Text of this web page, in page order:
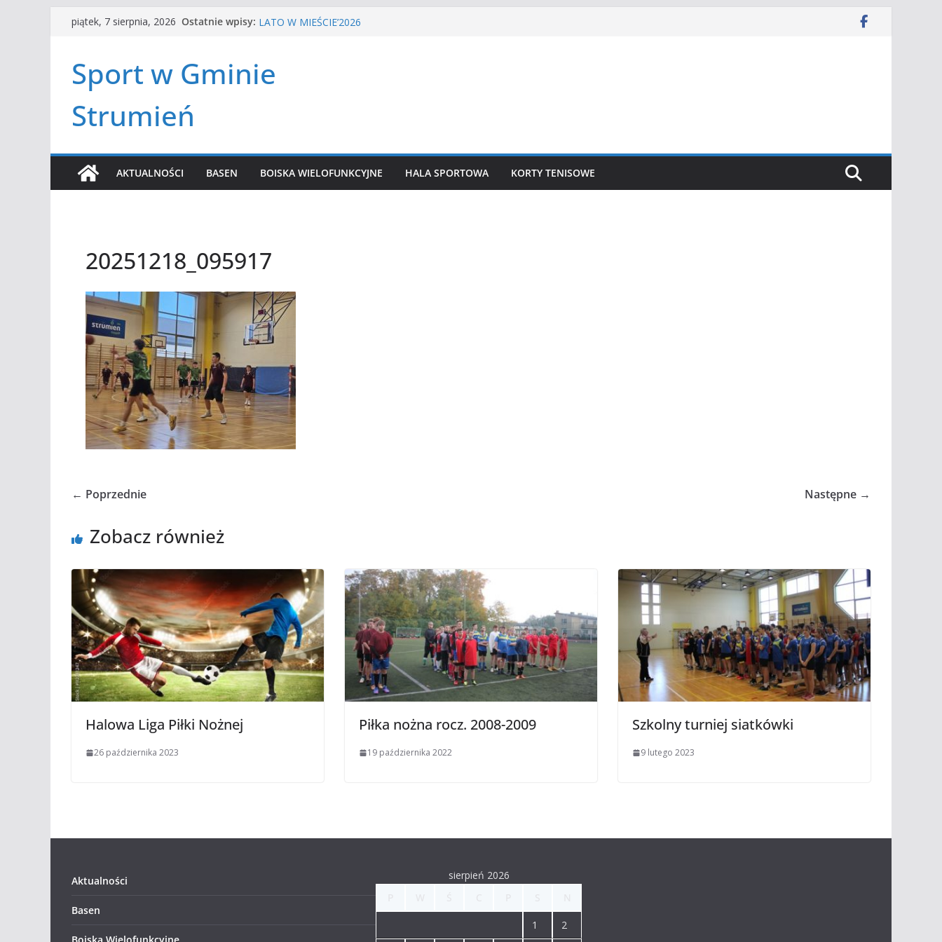
Przejdźpiątek, 7 sierpnia, 2026 Ostatnie wpisy: HALOWA LIGA PIŁKI NOŻNEJ
LATO W MIEŚCIE’2026
Czwórbój lekkoatletyczny
Sport w Gminie
Strumień
AKTUALNOŚCI BASEN BOISKA WIELOFUNKCYJNE HALA SPORTOWA KORTY TENISOWE
20251218_095917
← Poprzednie Następne →
Zobacz również
Halowa Liga Piłki Nożnej
26 października 2023
Piłka nożna rocz. 2008-2009
19 października 2022
Szkolny turniej siatkówki
9 lutego 2023
Aktualności
Basen
sierpień 2026
1 2